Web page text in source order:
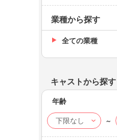
業種から探す
全ての業種
キャストから探す
年齢
～